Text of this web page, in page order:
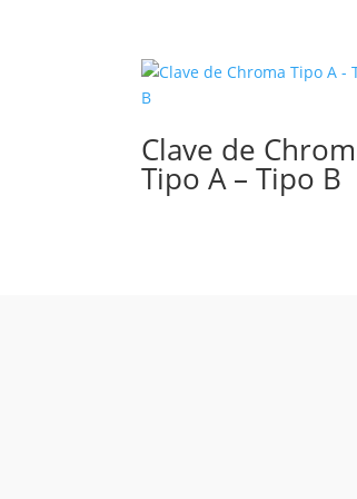
Clave de
Tipo A – Tipo B